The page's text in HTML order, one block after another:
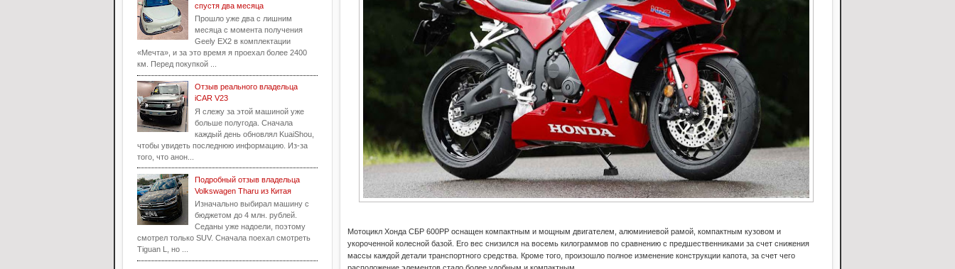
Мотоцикл Хонда СБР 600РР оснащен компактным и мощным двигателем, алюминиевой рамой, компактным кузовом и
укороченной колесной базой. Его вес снизился на восемь килограммов по сравнению с предшественниками за счет снижения
массы каждой детали транспортного средства. Кроме того, произошло полное изменение конструкции капота, за счет чего
спустя два месяца
Прошло уже два с лишним
месяца с момента получения
Geely EX2 в комплектации
«Мечта», и за это время я проехал более 2400
км. Перед покупкой ...
Отзыв реального владельца
iCAR V23
Я слежу за этой машиной уже
больше полугода. Сначала
каждый день обновлял KuaiShou,
чтобы увидеть последнюю информацию. Из-за
того, что анон...
Подробный отзыв владельца
Volkswagen Tharu из Китая
Изначально выбирал машину с
бюджетом до 4 млн. рублей.
Седаны уже надоели, поэтому
смотрел только SUV. Сначала поехал смотреть
Tiguan L, но ...